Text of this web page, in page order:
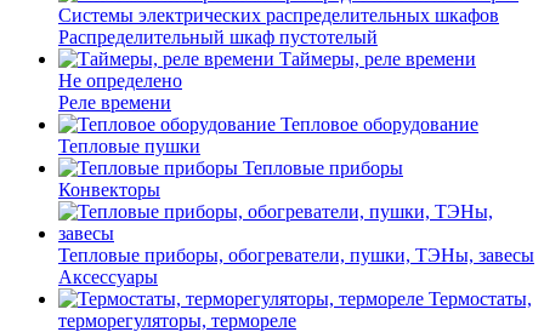
Системы электрических распределительных шкафов
Распределительный шкаф пустотелый
Таймеры, реле времени
Не определено
Реле времени
Тепловое оборудование
Тепловые пушки
Тепловые приборы
Конвекторы
Тепловые приборы, обогреватели, пушки, ТЭНы, завесы
Аксессуары
Термостаты,
терморегуляторы, термореле